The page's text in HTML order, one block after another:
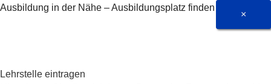
Zum
Ausbildung in der Nähe – Ausbildungsplatz finden
Lehrstelle eintragen
×